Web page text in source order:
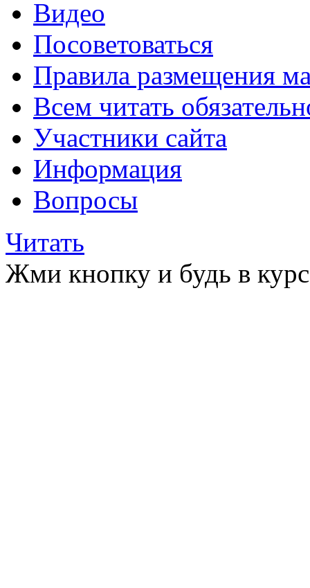
Видео
Посоветоваться
Правила размещения
Всем читать
Участники сайта
Информация
Вопросы
Читать
Жми кнопку и будь в